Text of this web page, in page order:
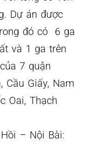
Dự án được
đó có 6 ga
và 1 ga trên
7 quận
Cầu Giấy, Nam
Oai, Thạch
– Nội Bài: